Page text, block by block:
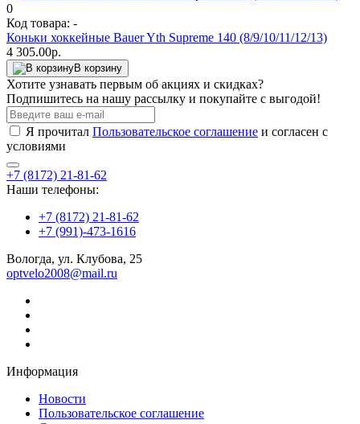
0
Код товара: -
Коньки хоккейные Bauer Yth Supreme 140 (8/9/10/11/12/13)
4 305.00р.
В корзину
Хотите узнавать первым об акциях и скидках?
Подпишитесь на нашу рассылку и покупайте с выгодой!
Я прочитал Пользовательское соглашение и согласен с
условиями
+7 (8172) 21-81-62
Наши телефоны:
+7 (8172) 21-81-62
+7 (991)-473-1616
Вологда, ул. Клубова, 25
optvelo2008@mail.ru
Информация
Новости
Пользовательское соглашение